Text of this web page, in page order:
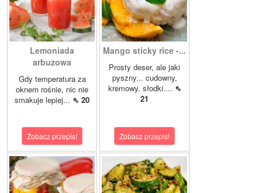
Lemoniada
arbuzowa
Gdy temperatura za
oknem rośnie, nic nie
smakuje lepiej... ⇖ 20
Zobacz przepis!
Mango sticky rice -...
Prosty deser, ale jaki
pyszny... cudowny,
kremowy, słodki.... ⇖
21
Zobacz przepis!